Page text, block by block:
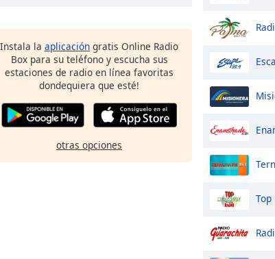
Instala la aplicación gratis Online Radio
Box para su teléfono y escucha sus
estaciones de radio en línea favoritas
dondequiera que esté!
otras opciones
Top